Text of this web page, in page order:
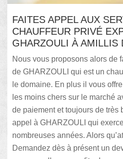
FAITES APPEL AUX
CHAUFFEUR PRIVÉ
GHARZOULI À AMILLIS
Nous vous proposons alors de
de GHARZOULI qui est un
le domaine. En plus il vous
les moins chers sur le marché
de paiement et toujours de très
appel à GHARZOULI qui
nombreuses années. Alors
Demandez dès à présent un